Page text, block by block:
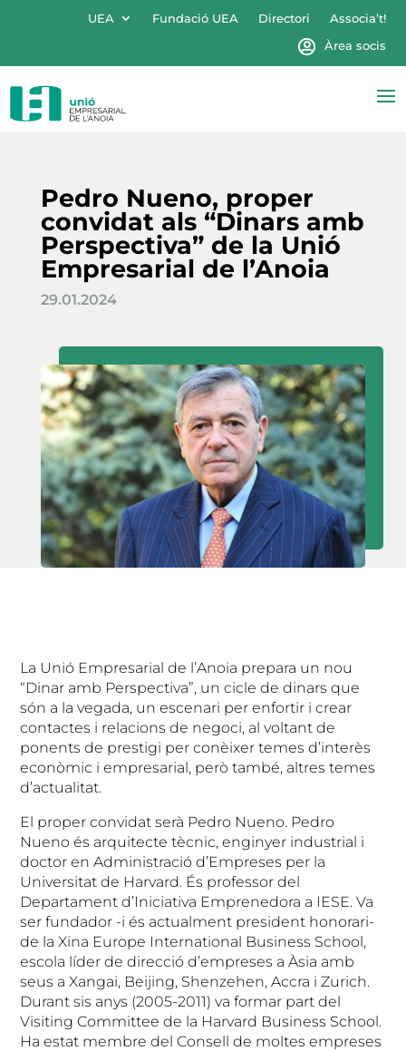
UEA Fundació UEA Directori
Associa’t!
Àrea socis
Pedro Nueno, proper
convidat als “Dinars amb
Perspectiva” de la Unió
Empresarial de l’Anoia
29.01.2024
La Unió Empresarial de l’Anoia prepara un nou
“Dinar amb Perspectiva”, un cicle de dinars que
són a la vegada, un escenari per enfortir i crear
contactes i relacions de negoci, al voltant de
ponents de prestigi per conèixer temes d’interès
econòmic i empresarial, però també, altres temes
d’actualitat.
El proper convidat serà Pedro Nueno. Pedro
Nueno és arquitecte tècnic, enginyer industrial i
doctor en Administració d’Empreses per la
Universitat de Harvard. És professor del
Departament d’Iniciativa Emprenedora a IESE. Va
ser fundador -i és actualment president honorari-
de la Xina Europe International Business School,
escola líder de direcció d’empreses a Àsia amb
seus a Xangai, Beijing, Shenzehen, Accra i Zurich.
Durant sis anys (2005-2011) va formar part del
Visiting Committee de la Harvard Business School.
Ha estat membre del Consell de moltes empreses